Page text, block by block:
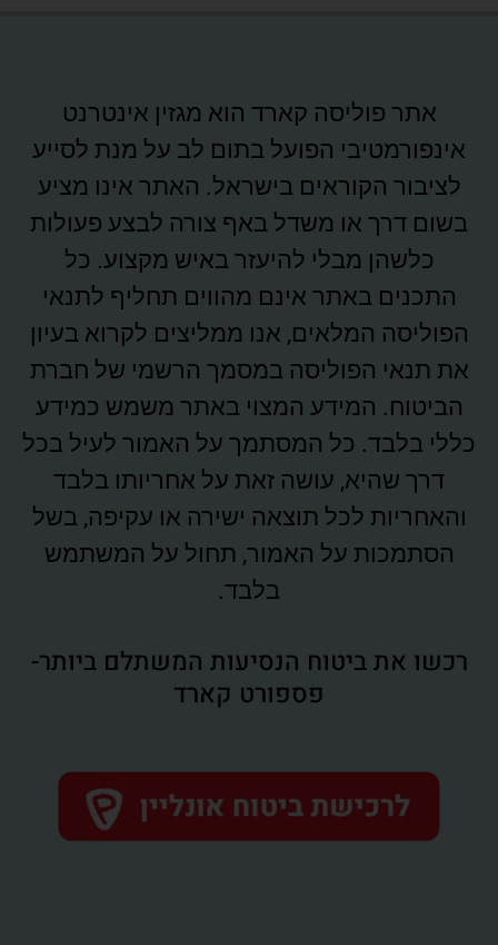
אתר פוליסה קארד הוא מגזין אינטרנט
אינפורמטיבי הפועל בתום לב על מנת לסייע
לציבור הקוראים בישראל. האתר אינו מציע
בשום דרך או משדל באף צורה לבצע פעולות
כלשהן מבלי להיעזר באיש מקצוע. כל
התכנים באתר אינם מהווים תחליף לתנאי
הפוליסה המלאים, אנו ממליצים לקרוא בעיון
את תנאי הפוליסה במסמך הרשמי של חברת
הביטוח. המידע המצוי באתר משמש כמידע
כללי בלבד. כל המסתמך על האמור לעיל בכל
דרך שהיא, עושה זאת על אחריותו בלבד
והאחריות לכל תוצאה ישירה או עקיפה, בשל
הסתמכות על האמור, תחול על המשתמש
בלבד.
רכשו את ביטוח הנסיעות המשתלם ביותר-
פספורט קארד